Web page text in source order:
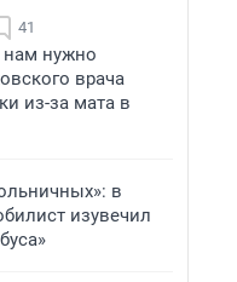
41
нам нужно
врача
из-за мата в
в
изувечил